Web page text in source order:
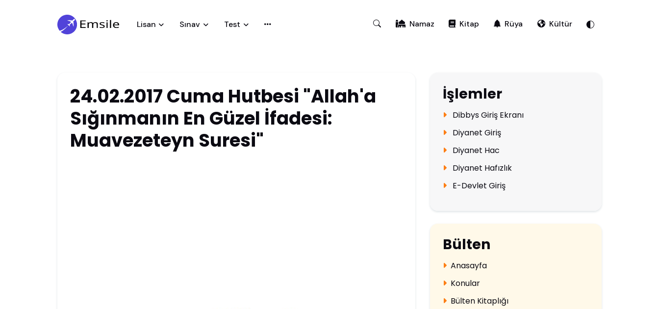
Lisan Sınav Test Namaz Kitap Rüya Kültür
24.02.2017 Cuma Hutbesi "Allah'a
Sığınmanın En Güzel İfadesi:
Muavezeteyn Suresi"
İşlemler
Dibbys Giriş Ekranı
Diyanet Giriş
Diyanet Hac
Diyanet Hafızlık
E-Devlet Giriş
Bülten
Anasayfa
Konular
Bülten Kitaplığı